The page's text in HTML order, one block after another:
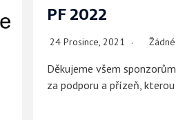
PF 2022
24 Prosince, 2021
Děkujeme všem
za podporu a přízeň,